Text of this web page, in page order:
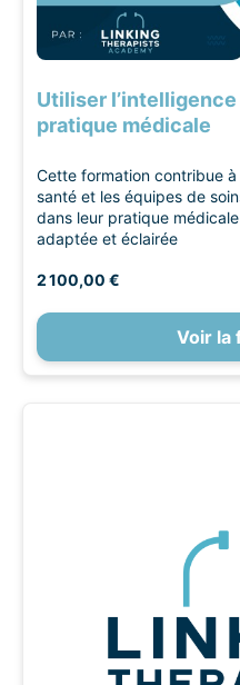
Utiliser
pratique médicale
Cette formation contribue
santé et les équipes de
dans leur pratique
adaptée et éclairée
2 100,00 €
Voir la